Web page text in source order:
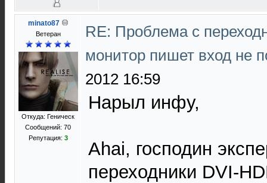
minato87
Ветеран
Откуда: Геническ
Сообщений: 70
Репутация: 3
RE: Проблема с
монитор пишет вход не
2012 16:59
Нарыл инфу,
Ahai, господин
переходники DVI-